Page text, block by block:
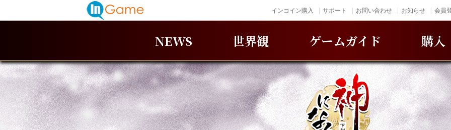
インコイン購入 サポート お問い合わせ お知らせ 会員
NEWS 世界観 ゲームガイド 購入